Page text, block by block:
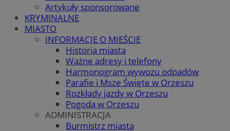
Artykuły sponsorowane
KRYMINALNE
MIASTO
INFORMACJE O MIEŚCIE
Historia miasta
Ważne adresy i telefony
Harmonogram wywozu odpadów
Parafie i Msze Święte w Orzeszu
Rozkłady jazdy w Orzeszu
Pogoda w Orzeszu
ADMINISTRACJA
Burmistrz miasta